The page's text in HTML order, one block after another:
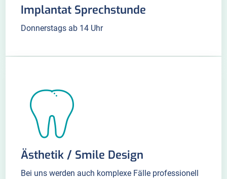
Implantat Sprechstunde
Donnerstags ab 14 Uhr
Ästhetik / Smile Design
Bei uns werden auch komplexe Fälle professionell